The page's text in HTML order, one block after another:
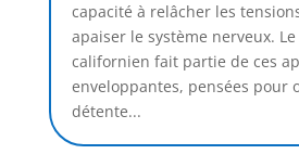
capacité à relâcher les
apaiser le système nerveux. Le
californien fait partie de ces
enveloppantes, pensées pour
détente...